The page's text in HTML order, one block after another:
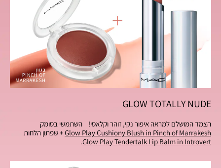
GLOW TOTALLY NUDE
הצמד המושלם למראה איפור נקי, זוהר וקלאסי! השתמשי בסומק
Glow Play Cushiony Blush in Pinch of Marrakesh+ שפתון הלחות
Glow Play Tendertalk Lip Balm in Introvert
.